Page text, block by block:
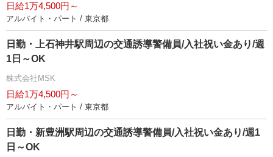
日給1万4,500円～
アルバイト・パート / 東京都
日勤・上石神井駅周辺の交通誘導警備員/入社祝い金あり/週
1日～OK
株式会社MSK
日給1万4,500円～
アルバイト・パート / 東京都
日勤・新豊洲駅周辺の交通誘導警備員/入社祝い金あり/週1
日～OK